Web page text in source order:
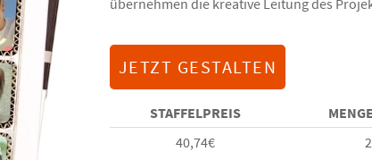
JETZT GESTALTEN
STAFFELPREIS
40,74€